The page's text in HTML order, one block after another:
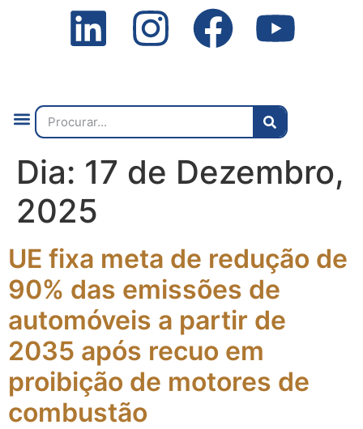
Dia: 17 de Dezembro,
2025
UE fixa meta de redução de
90% das emissões de
automóveis a partir de
2035 após recuo em
proibição de motores de
combustão